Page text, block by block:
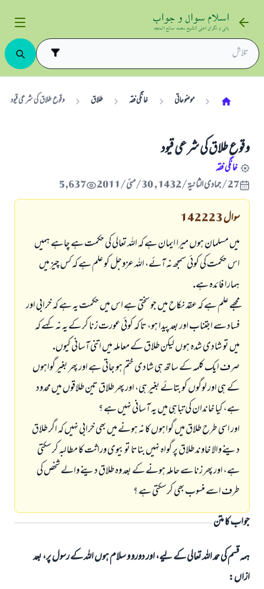
موضوعاتی خانگی فقہ طلاق وقوع طلاق كى شرعى قيود
وقوع طلاق كى شرعى قيود
خانگی فقہ
27/جمادى الثانية/1432 , 30/مئی/2011
5,637
سوال142223
ميں مسلمان ہوں ميرا ايمان ہے كہ اللہ تعالى كى حكمت ہے چاہے ہميں
اس حكمت كى كوئى سمجھ نہ آئے، اللہ عزوجل كو علم ہے كہ كس چيز ميں
ہمارا فائدہ ہے.
مجھے علم ہے كہ عقد نكاح ميں جو سختى ہے اس ميں حكمت يہ ہے كہ خرابى اور
فساد سے اجتناب اور بعد پيدا ہو، تا كہ كوئى عورت زنا كر كے يہ نہ كہے كہ
ميں تو شادى شدہ ہوں ليكن طلاق كے معاملہ ميں اتنى آسانى كيوں.
صرف ايك كلمہ كے ساتھ ہى شادى ختم ہو جاتى ہے اور پھر بغير گواہوں
كے ہى اور لوگوں كو بتائے بغير ہى، اور پھر طلاق تين طلاقوں ميں محدود
ہے، كيا خاندان كى تباہى ميں يہ آسانى نہيں ہے ؟
اور اسى طرح طلاق ميں گواہوں كا نہ ہونے ميں بھى خرابى نہيں كہ اگر طلاق
دينے والا خاوند طلاق پر گواہ نہيں بناتا تو بيوى وراثت كا مطالبہ كر سكتى
ہے، اور پھر زنا سے حاملہ ہونے كے بعد وہ طلاق دينے والے شخص كى
طرف اسے منسوب بھى كر سكتى ہے ؟
جواب کا متن
ہمہ قسم کی حمد اللہ تعالی کے لیے، اور دورو و سلام ہوں اللہ کے رسول پر، بعد
ازاں: